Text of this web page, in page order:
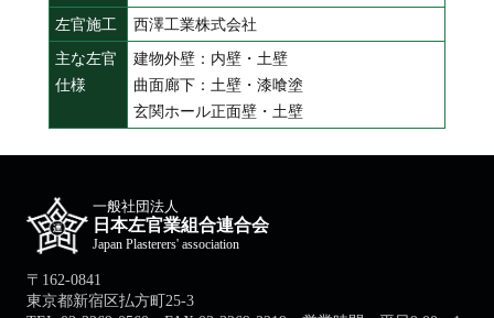
左官施工
西澤工業株式会社
主な左官
仕様
建物外壁：内壁・土壁
曲面廊下：土壁・漆喰塗
玄関ホール正面壁・土壁
一般社団法人
日本左官業組合連合会
Japan Plasterers' association
〒162-0841
東京都新宿区払方町25-3